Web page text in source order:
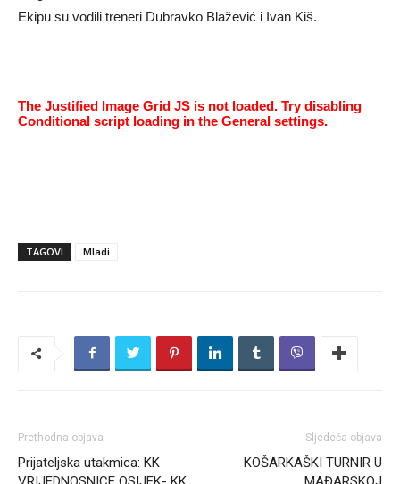
Ekipu su vodili treneri Dubravko Blažević i Ivan Kiš.
The Justified Image Grid JS is not loaded. Try disabling
Conditional script loading in the General settings.
TAGOVI Mladi
Prethodna objava
Prijateljska utakmica: KK
Sljedeća objava
KOŠARKAŠKI TURNIR U